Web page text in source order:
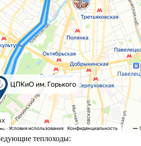
теплоходы: